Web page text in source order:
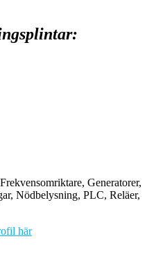
Generatorer,
Nödbelysning, PLC, Reläer,
här